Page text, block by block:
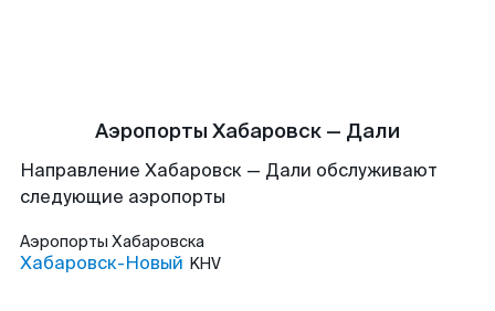
Аэропорты Хабаровск — Дали
Направление Хабаровск — Дали обслуживают
следующие аэропорты
Аэропорты Хабаровска
Хабаровск-Новый KHV